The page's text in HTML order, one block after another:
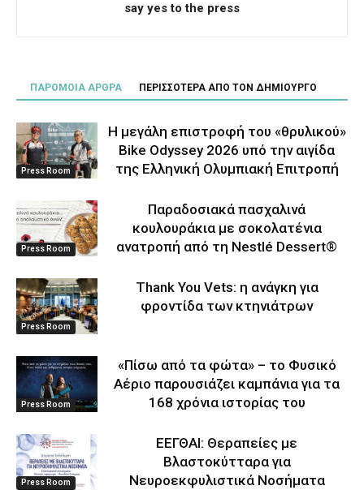
say yes to the press
ΠΑΡΟΜΟΙΑ ΑΡΘΡΑ ΠΕΡΙΣΣΟΤΕΡΑ ΑΠΟ ΤΟΝ ΔΗΜΙΟΥΡΓΟ
Press Room
Η μεγάλη επιστροφή του «θρυλικού»
Bike Odyssey 2026 υπό την αιγίδα
της Ελληνική Ολυμπιακή Επιτροπή
Press Room
Παραδοσιακά πασχαλινά
κουλουράκια με σοκολατένια
ανατροπή από τη Nestlé Dessert®
Press Room
Thank You Vets: η ανάγκη για
φροντίδα των κτηνιάτρων
Press Room
«Πίσω από τα φώτα» – το Φυσικό
Αέριο παρουσιάζει καμπάνια για τα
168 χρόνια ιστορίας του
Press Room
ΕΕΓΘΑΙ: Θεραπείες με
Βλαστοκύτταρα για
Νευροεκφυλιστικά Νοσήματα